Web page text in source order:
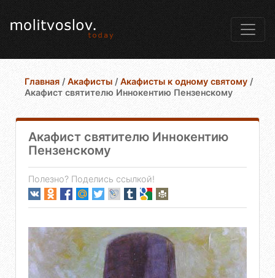
Главная / Акафисты /Акафисты к одному святому /
Акафист святителю Иннокентию Пензенскому
Акафист святителю Иннокентию
Пензенскому
Полезно? Поделись ссылкой!